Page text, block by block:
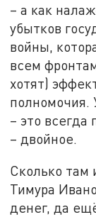
– а как
убытков
войны,
всем
хотят)
полномочия.
– это всегда
– двойное.
Сколько там
Тимура
денег, да